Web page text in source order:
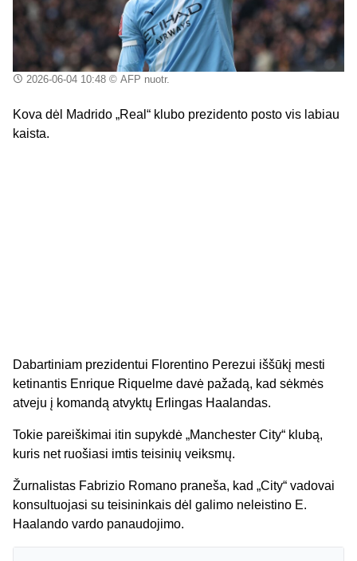
2026-06-04 10:48© AFP nuotr.
Kova dėl Madrido „Real“ klubo prezidento posto vis labiau
kaista.
Dabartiniam prezidentui Florentino Perezui iššūkį mesti
ketinantis Enrique Riquelme davė pažadą, kad sėkmės
atveju į komandą atvyktų Erlingas Haalandas.
Tokie pareiškimai itin supykdė „Manchester City“ klubą,
kuris net ruošiasi imtis teisinių veiksmų.
Žurnalistas Fabrizio Romano praneša, kad „City“ vadovai
konsultuojasi su teisininkais dėl galimo neleistino E.
Haalando vardo panaudojimo.